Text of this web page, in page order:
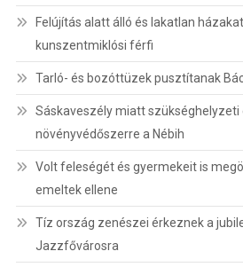
Felújítás alatt álló és lakatlan
kunszentmiklósi férfi
Tarló- és bozóttüzek pusztítanak
Sáskaveszély miatt
növényvédőszerre a Nébih
Volt feleségét és gyermekeit is
emeltek ellene
Tíz ország zenészei érkeznek a
Jazzfővárosra